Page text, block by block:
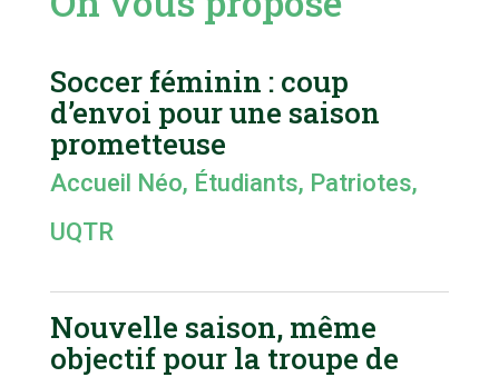
Soccer féminin : coup
d’envoi pour une saison
prometteuse
Accueil Néo, Étudiants, Patriotes,
UQTR
Nouvelle saison, même
objectif pour la troupe de